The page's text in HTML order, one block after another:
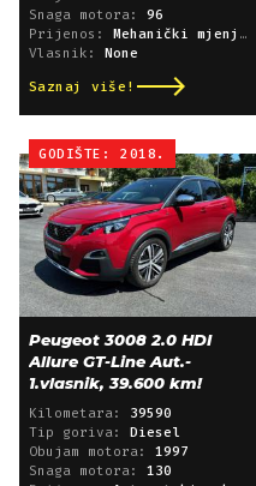
Snaga motora: 96
Prijenos: Mehanički mjenjač
Vlasnik: None
Saznaj više!
GODIŠTE: 2018.
Peugeot 3008 2.0 HDI
Allure GT-Line Aut.-
1.vlasnik, 39.600 km!
Kilometara: 39590
Tip goriva: Diesel
Obujam motora: 1997
Snaga motora: 130